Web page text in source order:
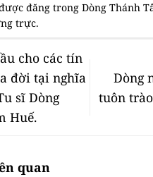
đăng trong Dòng Thánh
trực.
cho các tín
đời tại nghĩa
sĩ Dòng
Huế.
Dòng
tuôn
quan